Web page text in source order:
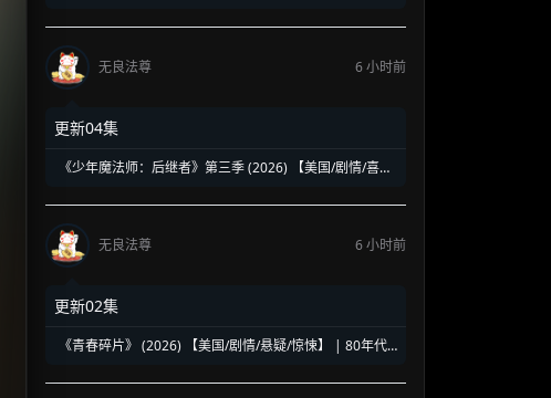
醒之路
无良法尊
6 小时前
更新04集
《少年魔法师：后继者》第三季 (2026) 【美国/剧情/喜剧/
拯救家族
无良法尊
6 小时前
更新02集
《青春碎片》 (2026) 【美国/剧情/悬疑/惊悚】 | 80年代